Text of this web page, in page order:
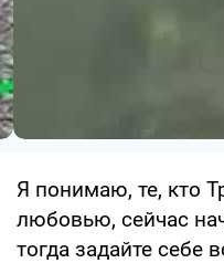
Я понимаю, те, кто
любовью, сейчас
тогда задайте себе